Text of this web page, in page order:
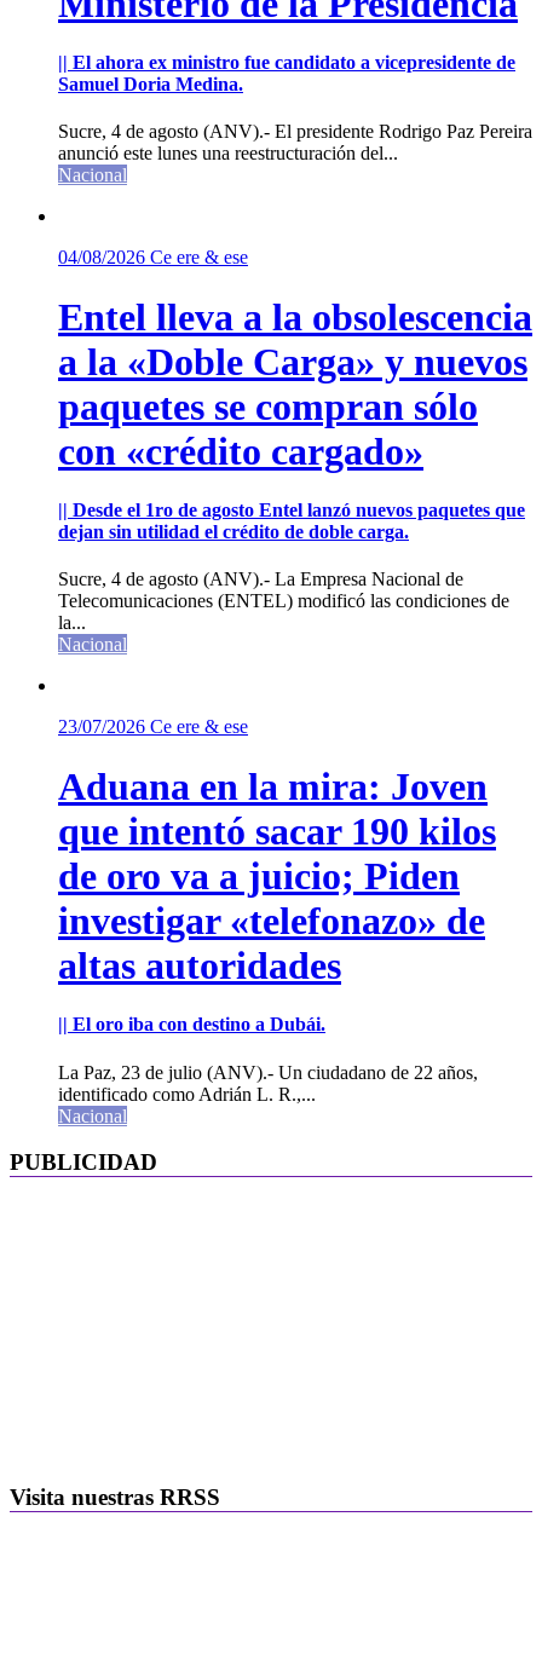
|| El ahora ex ministro fue candidato a vicepresidente de
Samuel Doria Medina.
Sucre, 4 de agosto (ANV).- El presidente Rodrigo Paz Pereira
anunció este lunes una reestructuración del...
Nacional
04/08/2026 Ce ere & ese
Entel lleva a la obsolescencia
a la «Doble Carga» y nuevos
paquetes se compran sólo
con «crédito cargado»
|| Desde el 1ro de agosto Entel lanzó nuevos paquetes que
dejan sin utilidad el crédito de doble carga.
Sucre, 4 de agosto (ANV).- La Empresa Nacional de
Telecomunicaciones (ENTEL) modificó las condiciones de
la...
Nacional
23/07/2026 Ce ere & ese
Aduana en la mira: Joven
que intentó sacar 190 kilos
de oro va a juicio; Piden
investigar «telefonazo» de
altas autoridades
|| El oro iba con destino a Dubái.
La Paz, 23 de julio (ANV).- Un ciudadano de 22 años,
identificado como Adrián L. R.,...
Nacional
PUBLICIDAD
Visita nuestras RRSS